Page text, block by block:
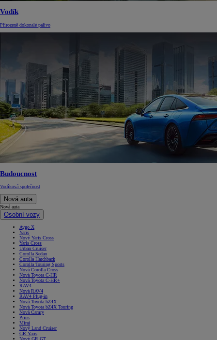
Vodík
Přirozeně dokonalé palivo
Budoucnost
Vodíková společnost
Nová auta
Nová auta
Osobní vozy
Aygo X
Yaris
Nový Yaris Cross
Yaris Cross
Urban Cruiser
Corolla Sedan
Corolla Hatchback
Corolla Touring Sports
Nová Corolla Cross
Nová Toyota C-HR
Nová Toyota C-HR+
RAV4
Nová RAV4
RAV4 Plug-in
Nová Toyota bZ4X
Nová Toyota bZ4X Touring
Nová Camry
Prius
Mirai
Nový Land Cruiser
GR Yaris